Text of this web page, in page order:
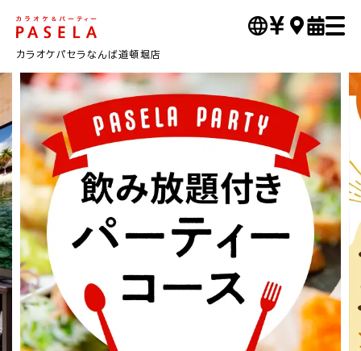
カラオケパセラなんば道頓堀店